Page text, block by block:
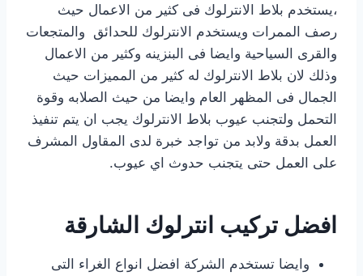
،يستخدم بلاط الانترلوك فى كثير من الاعمال حيث
رصف الممرات ويستخدم الانترلوك للحدائق والمتجعات
والقرى السياحية وايضا فى البنزينه وكثير من الاعمال
وذلك لان بلاط الانترلوك له كثير من المميزات حيث
الجمال فى المظهر العام وايضا من حيث الصلابه وقوة
التحمل ولتجنب عيوب بلاط الانترلوك يجب ان يتم تنفيذ
العمل بدقة ولابد من تواجد خبرة لدى المقاول المشرف
على العمل حتى يتجنب حدوث اي عيوب.
افضل تركيب انترلوك الشارقة
وايضا تستخدم الشركة افضل انواع الغراء التى